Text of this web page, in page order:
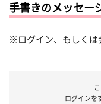
手書きのメッセー
※ログイン、もしくは
ログインを